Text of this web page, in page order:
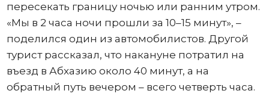
пересекать границу ночью или ранним утром.
«Мы в 2 часа ночи прошли за 10–15 минут», –
поделился один из автомобилистов. Другой
турист рассказал, что накануне потратил на
въезд в Абхазию около 40 минут, а на
обратный путь вечером – всего четверть часа.